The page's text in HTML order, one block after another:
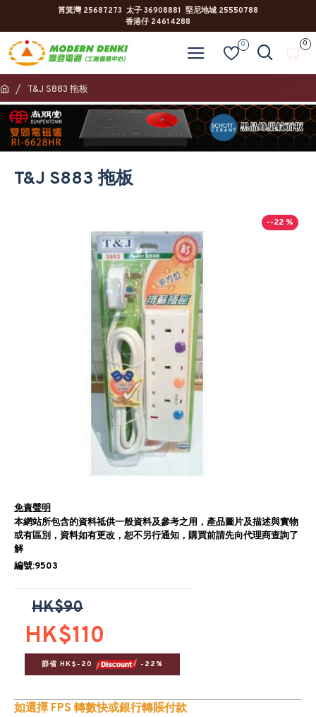
筲箕灣 25687273 太子 36908881 堅尼地城 25550788
香港仔 24614288
0 0
T&J S883 拖板
T&J S883 拖板
--22 %
免責聲明
本網站所包含的資料祗供一般資料及參考之用，產品圖片及描述與實物
或有區別，資料如有更改，恕不另行通知，購買前請先向代理商查詢了
解
編號:9503
HK$110
HK$90
節省 HK$-20 -22%
如選擇 FPS 轉數快或銀行轉賬付款